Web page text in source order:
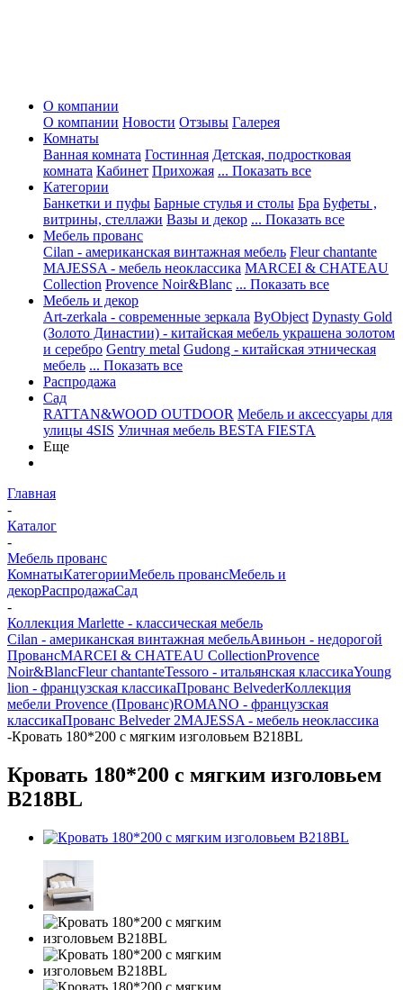
О компании
О компании Новости Отзывы Галерея
Комнаты
Ванная комната Гостинная Детская, подростковая
комната Кабинет Прихожая ... Показать все
Категории
Банкетки и пуфы Барные стулья и столы Бра Буфеты ,
витрины, стеллажи Вазы и декор ... Показать все
Мебель прованс
Cilan - американская винтажная мебель Fleur chantante
MAJESSA - мебель неоклассика MARCEI & CHATEAU
Collection Provence Noir&Blanc ... Показать все
Мебель и декор
Art-zerkala - современные зеркала ByObject Dynasty Gold
(Золото Династии) - китайская мебель украшена золотом
и серебро Gentry metal Gudong - китайская этническая
мебель ... Показать все
Распродажа
Сад
RATTAN&WOOD OUTDOOR Мебель и аксессуары для
улицы 4SIS Уличная мебель BESTA FIESTA
Еще
Главная
-
Каталог
-
Мебель прованс
КомнатыКатегорииМебель провансМебель и
декорРаспродажаСад
-
Коллекция Marlette - классическая мебель
Cilan - американская винтажная мебельАвиньон - недорогой
ПровансMARCEI & CHATEAU CollectionProvence
Noir&BlancFleur chantanteTessoro - итальянская классикаYoung
lion - французская классикаПрованс BelvederКоллекция
мебели Provence (Прованс)ROMANO - французская
классикаПрованс Belveder 2MAJESSA - мебель неоклассика
-Кровать 180*200 с мягким изголовьем В218BL
Кровать 180*200 с мягким изголовьем
В218BL